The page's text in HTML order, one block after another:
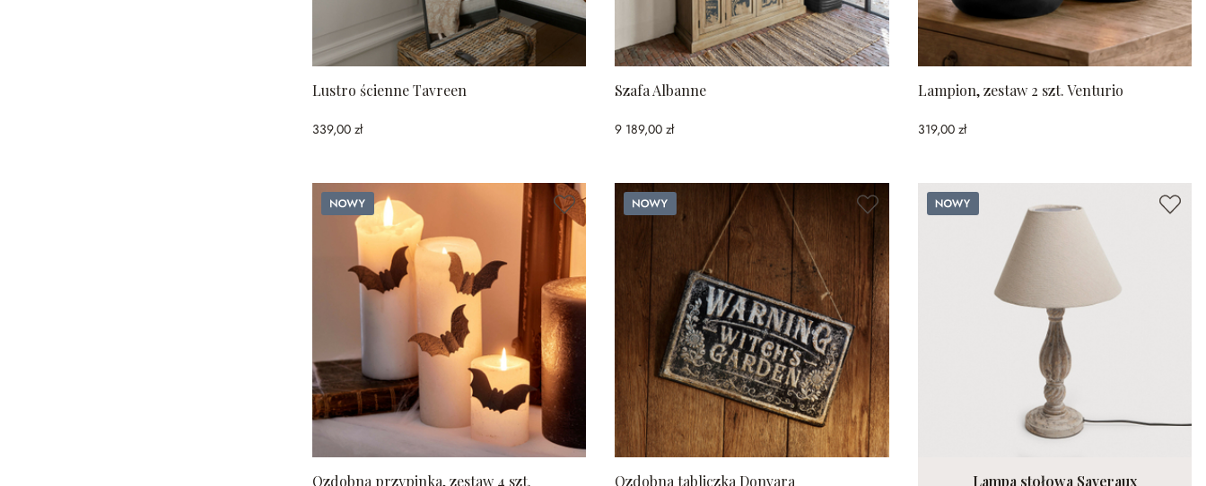
Lustro ścienne Tavreen
339,00 zł
Szafa Albanne
9 189,00 zł
Lampion, zestaw 2 szt. Venturio
319,00 zł
Nowy
Ozdobna przypinka, zestaw 4 szt.
Nowy
Ozdobna tabliczka Donvara
Nowy
Lampa stołowa Saveraux